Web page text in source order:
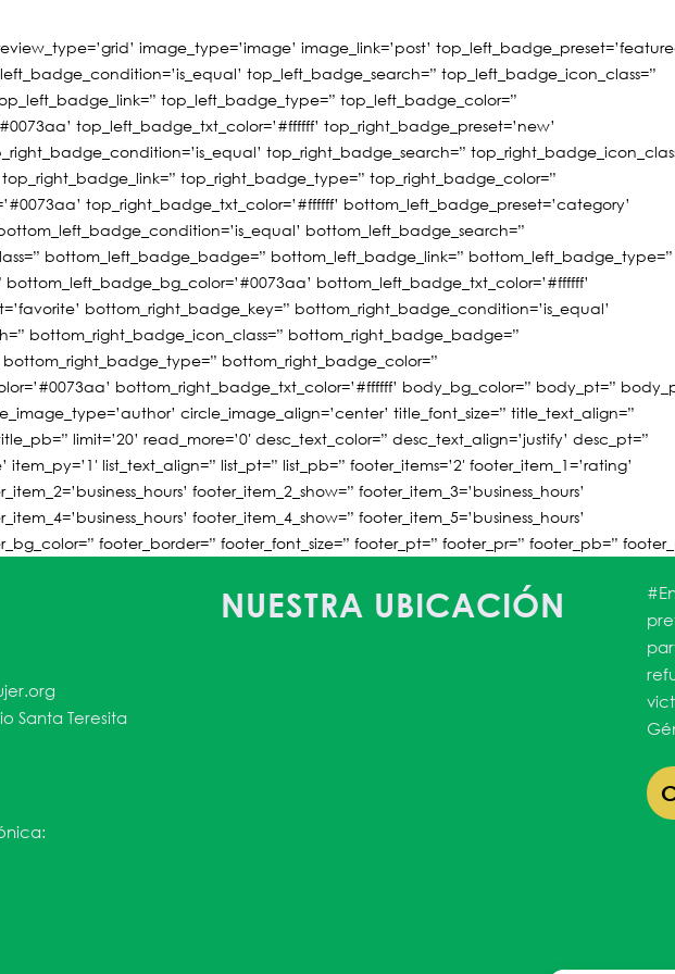
image_type=’image’ image_link=’post’
top_left_badge_search=” top_left_badge_icon_class=”
top_left_badge_type=” top_left_badge_color=”
top_left_badge_txt_color=’#ffffff’ top_right_badge_preset=’new’
top_right_badge_search=”
top_right_badge_type=” top_right_badge_color=”
top_right_badge_txt_color=’#ffffff’ bottom_left_badge_preset=’category’
bottom_left_badge_search=”
bottom_left_badge_badge=” bottom_left_badge_link=” bottom_left_badge_type=”
bottom_left_badge_txt_color=’#ffffff’
bottom_right_badge_key=” bottom_right_badge_condition=’is_equal’
bottom_right_badge_icon_class=” bottom_right_badge_badge=”
bottom_right_badge_color=”
bottom_right_badge_txt_color=’#ffffff’ body_bg_color=” body_pt=”
circle_image_align=’center’ title_font_size=” title_text_align=”
limit=’20’ read_more=’0′ desc_text_color=” desc_text_align=’justify’ desc_pt=”
item_py=’1′ list_text_align=” list_pt=” list_pb=” footer_items=’2′ footer_item_1=’rating’
footer_item_2_show=” footer_item_3=’business_hours’
footer_item_4_show=” footer_item_5=’business_hours’
footer_border=” footer_font_size=” footer_pt=” footer_pr=” footer_pb=”
Santa Teresita
NUESTRA UBICACIÓN